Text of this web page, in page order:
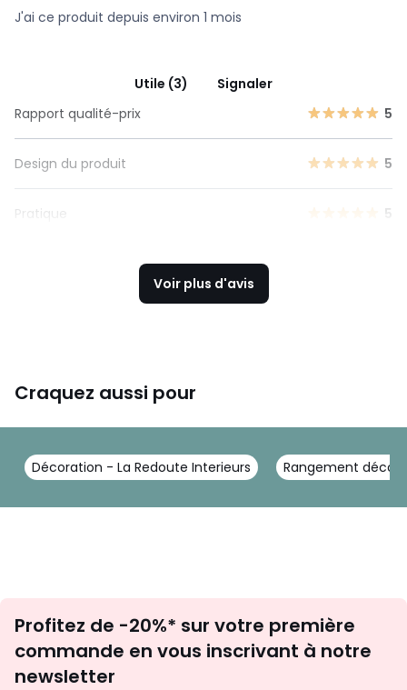
J'ai ce produit depuis environ 1 mois
Utile (3)
Signaler
Rapport qualité-prix
5
Design du produit 5
Pratique 5
Voir plus d'avis
Craquez aussi pour
Décoration - La Redoute Interieurs Rangement déco
newsletter
Profitez de -20%* sur votre première
commande en vous inscrivant à notre
newsletter